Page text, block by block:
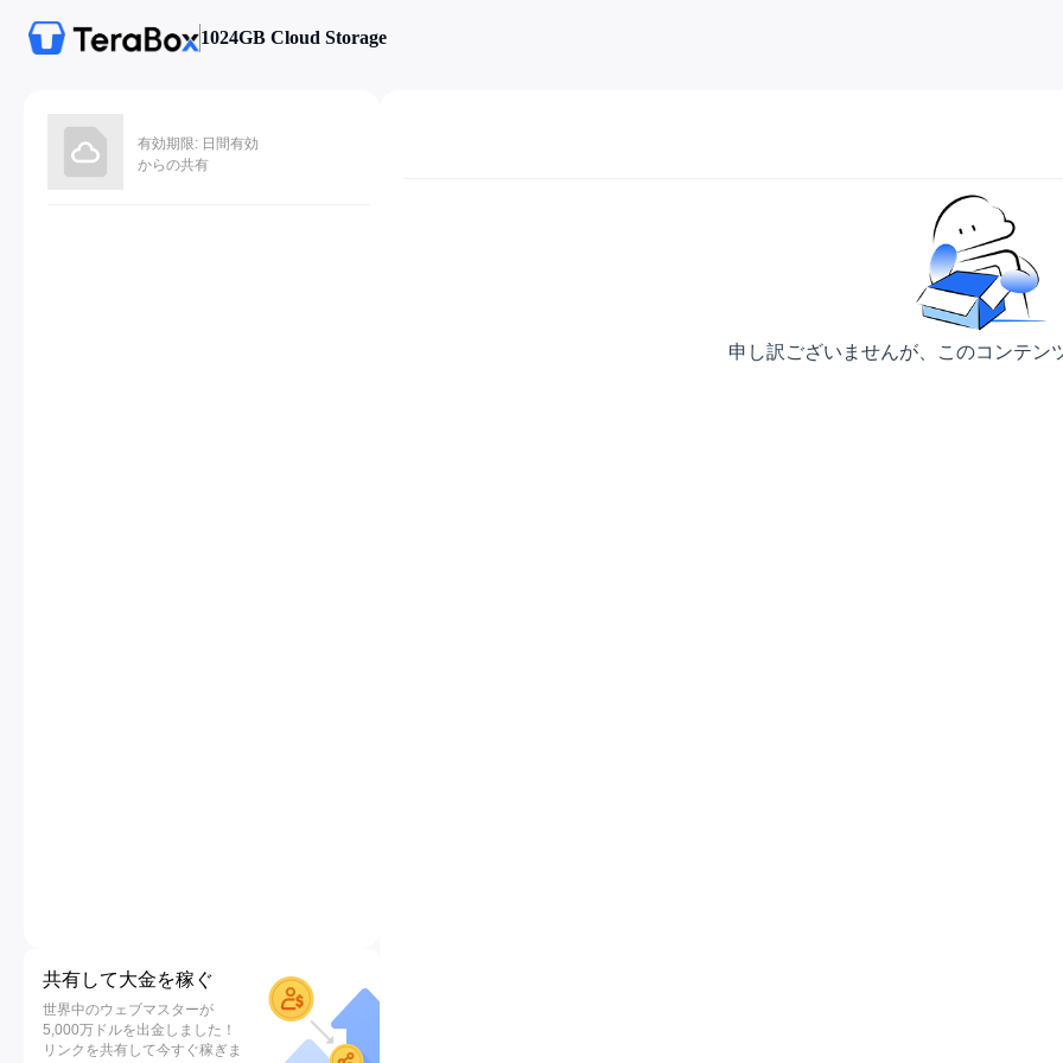
1024GB Cloud Storage
有効期限: 日間有効
からの共有
共有して大金を稼ぐ
世界中のウェブマスターが
5,000万ドルを出金しました！
リンクを共有して今すぐ稼ぎま
申し訳ございませんが、このコンテン